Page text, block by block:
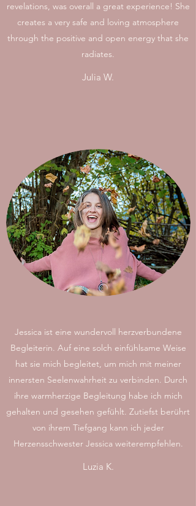
revelations, was overall a great experience! She
creates a very safe and loving atmosphere
through the positive and open energy that she
radiates.
Julia W.
Jessica ist eine wundervoll herzverbundene
Begleiterin. Auf eine solch einfühlsame Weise
hat sie mich begleitet, um mich mit meiner
innersten Seelenwahrheit zu verbinden. Durch
ihre warmherzige Begleitung habe ich mich
gehalten und gesehen gefühlt. Zutiefst berührt
von ihrem Tiefgang kann ich jeder
Herzensschwester Jessica weiterempfehlen.
Luzia K.